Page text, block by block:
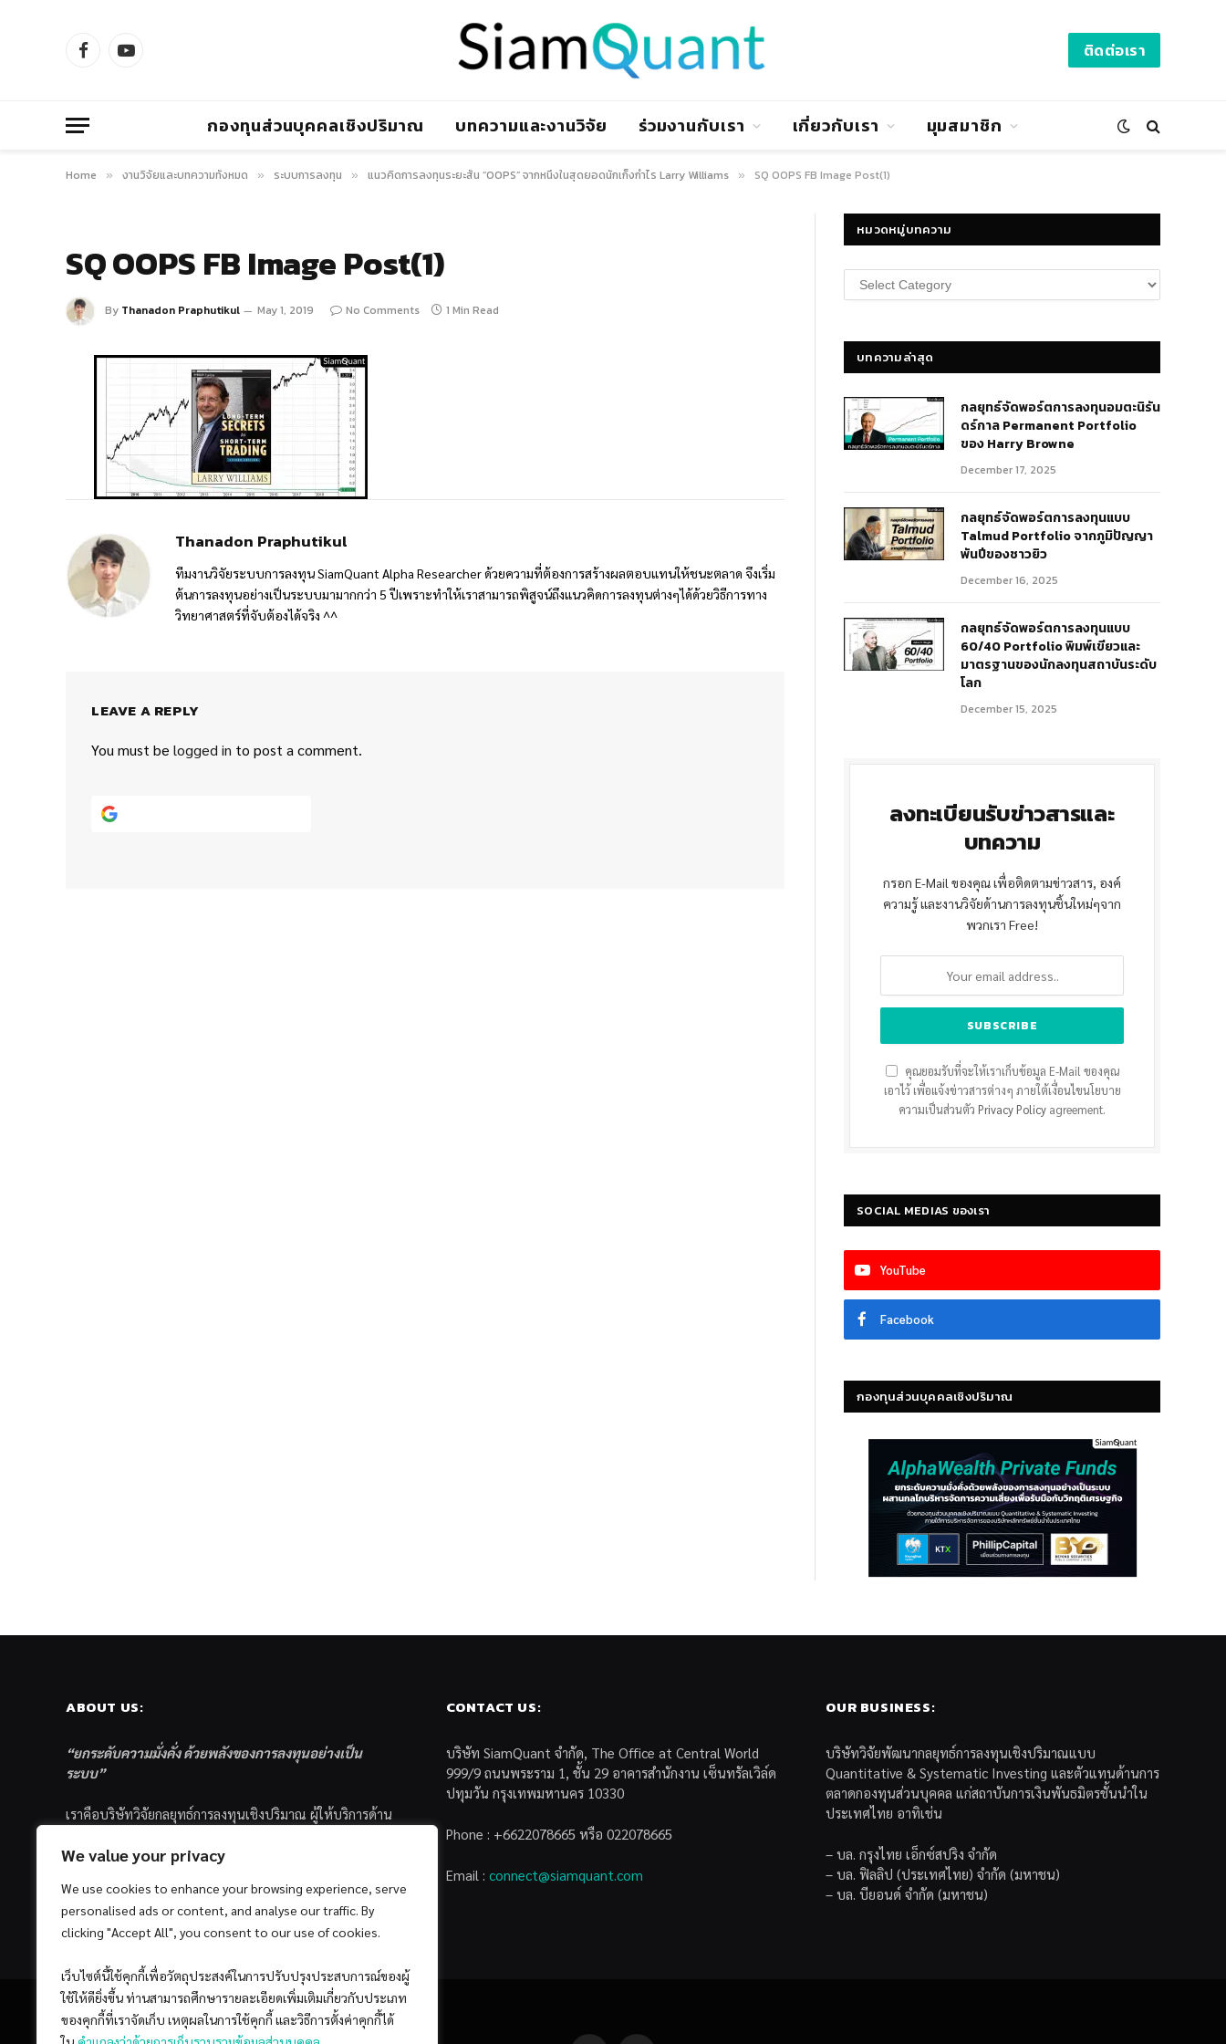
We value your privacy
We use cookies to enhance your browsing experience, serve
personalised ads or content, and analyse our traffic. By
clicking "Accept All", you consent to our use of cookies.
เว็บไซต์นี้ใช้คุกกี้เพื่อวัตถุประสงค์ในการปรับปรุงประสบการณ์ของผู้
ใช้ให้ดียิ่งขึ้น ท่านสามารถศึกษารายละเอียดเพิ่มเติมเกี่ยวกับประเภท
ของคุกกี้ที่เราจัดเก็บ เหตุผลในการใช้คุกกี้ และวิธีการตั้งค่าคุกกี้ได้
FacebookYouTube ติดต่อเรา
กองทุนส่วนบุคคลเชิงปริมาณ บทความและงานวิจัย ร่วมงานกับเรา เกี่ยวกับเรา มุมสมาชิก
Home » งานวิจัยและบทความทั้งหมด » ระบบการลงทุน » แนวคิดการลงทุนระยะสั้น “OOPS” จากหนึ่งในสุดยอดนักเก็งกำไร Larry Williams » SQ OOPS FB Image Post(1)
SQ OOPS FB Image Post(1)
By Thanadon Praphutikul May 1, 2019 No Comments 1 Min Read
Thanadon Praphutikul
ทีมงานวิจัยระบบการลงทุน SiamQuant Alpha Researcher ด้วยความที่ต้องการสร้างผลตอบแทนให้ชนะตลาด จึงเริ่ม
ต้นการลงทุนอย่างเป็นระบบมามากกว่า 5 ปีเพราะทำให้เราสามารถพิสูจน์ถึงแนวคิดการลงทุนต่างๆได้ด้วยวิธีการทาง
วิทยาศาสตร์ที่จับต้องได้จริง ^^
LEAVE A REPLY
You must be logged in to post a comment.
หมวดหมู่บทความ
หมวด
หมู่
บทความล่าสุด
กลยุทธ์​จัดพอร์ตการลงทุนอมตะนิรัน
ดร์กาล Permanent Portfolio
ของ Harry Browne
December 17, 2025
กลยุทธ์จัดพอร์ตการลงทุนแบบ
Talmud Portfolio จากภูมิปัญญา
พันปีของชาวยิว
December 16, 2025
กลยุทธ์จัดพอร์ตการลงทุนแบบ
60/40 Portfolio พิมพ์เขียวและ
มาตรฐานของนักลงทุนสถาบันระดับ
โลก
December 15, 2025
ลงทะเบียนรับข่าวสารและ
บทความ
กรอก E-Mail ของคุณ เพื่อติดตามข่าวสาร, องค์
ความรู้ และงานวิจัยด้านการลงทุนชิ้นใหม่ๆจาก
พวกเรา Free!
คุณยอมรับที่จะให้เราเก็บข้อมูล E-Mail ของคุณ
เอาไว้ เพื่อแจ้งข่าวสารต่างๆ ภายใต้เงื่อนไขนโยบาย
ความเป็นส่วนตัว Privacy Policy agreement.
SOCIAL MEDIAS ของเรา
YouTube
Facebook
กองทุนส่วนบุคคลเชิงปริมาณ
ABOUT US:
“ยกระดับความมั่งคั่ง ด้วยพลังของการลงทุนอย่างเป็น
ระบบ”
เราคือบริษัทวิจัยกลยุทธ์การลงทุนเชิงปริมาณ ผู้ให้บริการด้าน
ส่วนบุคคล ซึ่งมีเป้าหมายที่จะช่วยเหลือให้นักลงทุนไทย
ด้วยแนวคิดและกระบวนการลงทุนอย่างเป็นระบบแบบ
Quantitative & Systematic Investing
CONTACT US:
บริษัท SiamQuant จำกัด, The Office at Central World
999/9 ถนนพระราม 1, ชั้น 29 อาคารสำนักงาน เซ็นทรัลเวิล์ด
ปทุมวัน กรุงเทพมหานคร 10330
Phone : +6622078665 หรือ 022078665
Email : connect@siamquant.com
OUR BUSINESS:
บริษัทวิจัยพัฒนากลยุทธ์การลงทุนเชิงปริมาณแบบ
Quantitative & Systematic Investing และตัวแทนด้านการ
ตลาดกองทุนส่วนบุคคล แก่สถาบันการเงินพันธมิตรชั้นนำใน
ประเทศไทย อาทิเช่น
– บล. กรุงไทย เอ็กซ์สปริง จำกัด
– บล. ฟิลลิป (ประเทศไทย) จำกัด (มหาชน)
– บล. บียอนด์ จำกัด (มหาชน)